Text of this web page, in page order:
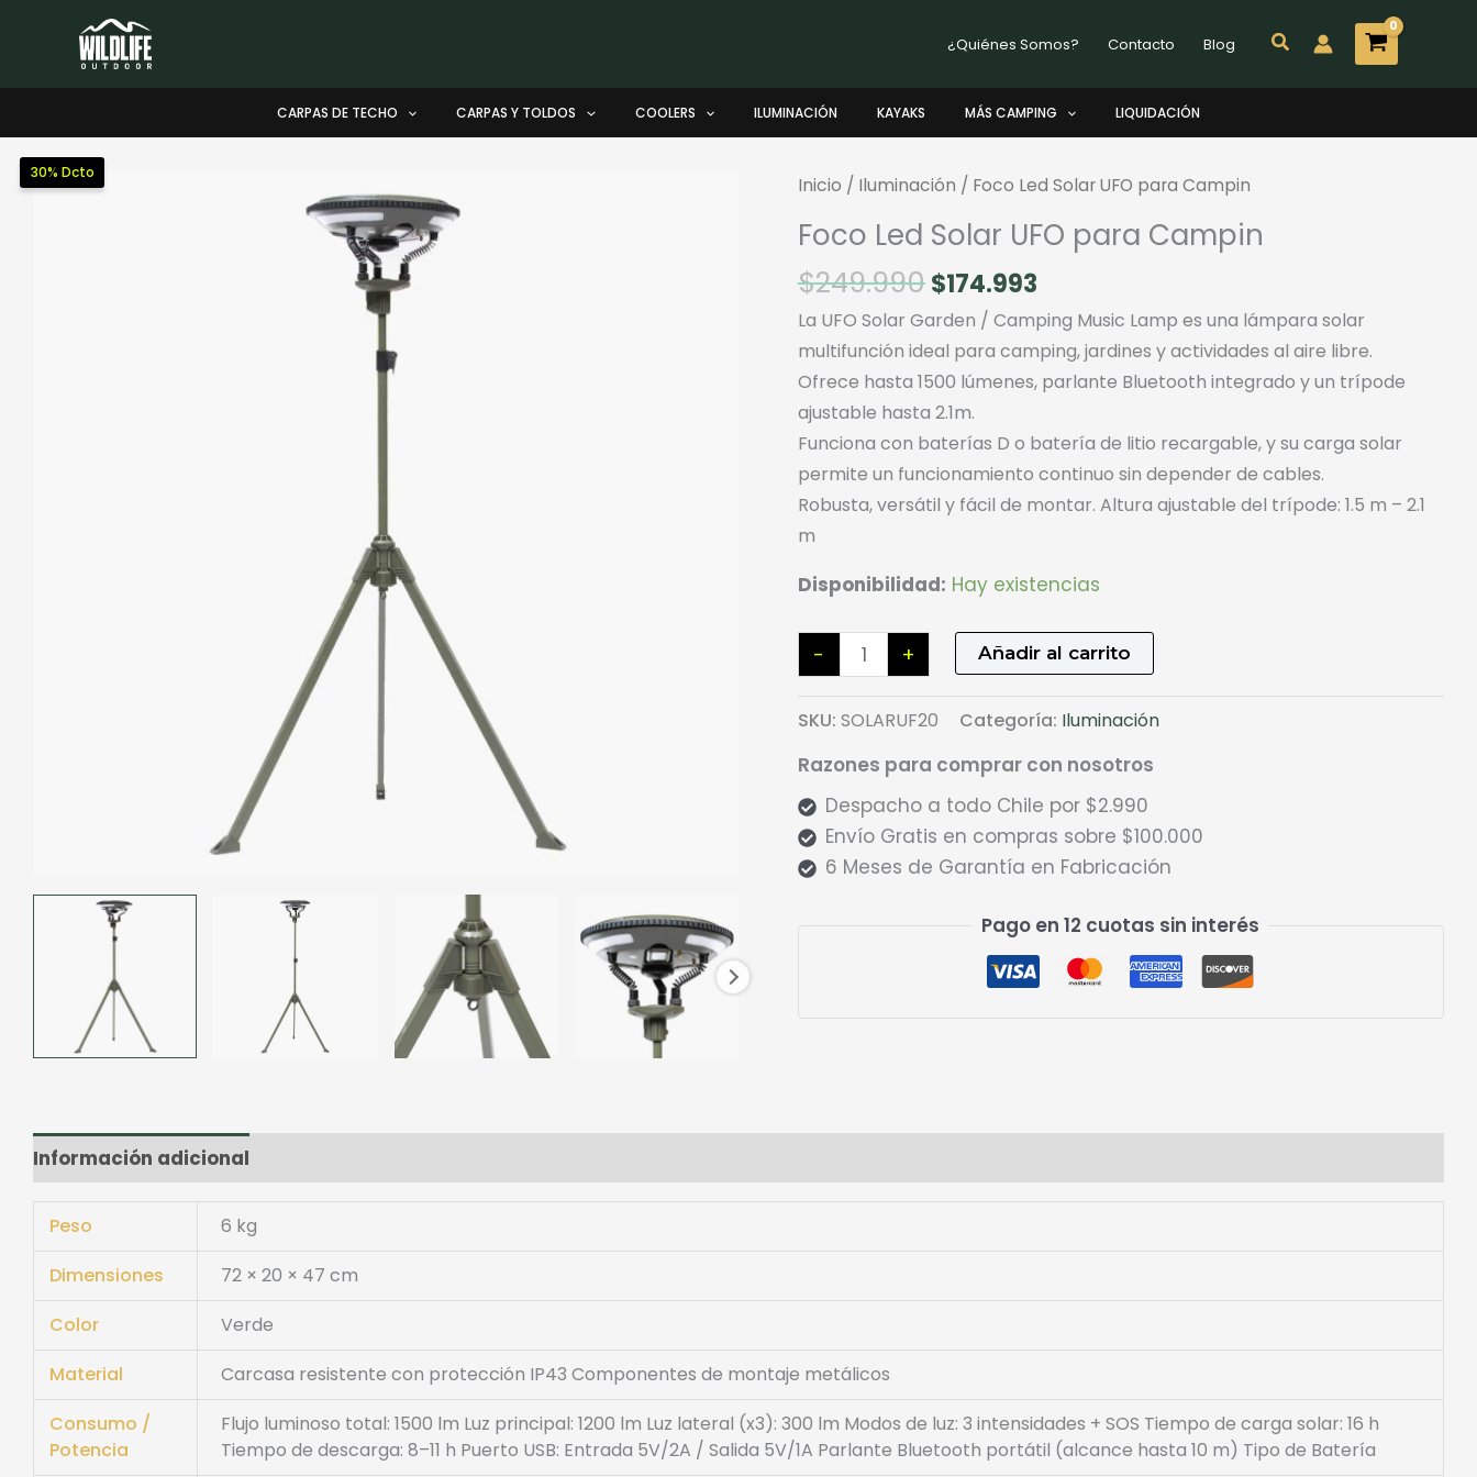
contenido
¿Quiénes Somos? Contacto Blog Buscar
CARPAS DE TECHO CARPAS Y TOLDOS COOLERS ILUMINACIÓN KAYAKS MÁS CAMPING LIQUIDACIÓN
30% Dcto
Inicio / Iluminación / Foco Led Solar UFO para Campin
Foco Led Solar UFO para Campin
$249.990El
precio
original
era:
$249.990.
$174.993El
precio
actual
es:
$174.993.
La UFO Solar Garden / Camping Music Lamp es una lámpara solar
multifunción ideal para camping, jardines y actividades al aire libre.
Ofrece hasta 1500 lúmenes, parlante Bluetooth integrado y un trípode
ajustable hasta 2.1m.
Funciona con baterías D o batería de litio recargable, y su carga solar
permite un funcionamiento continuo sin depender de cables.
Robusta, versátil y fácil de montar. Altura ajustable del trípode: 1.5 m – 2.1
m
Disponibilidad: Hay existencias
-
Foco
Led
Solar
para
Campin
cantidad
+ Añadir al carrito
SKU: SOLARUF20 Categoría: Iluminación
Razones para comprar con nosotros
Despacho a todo Chile por $2.990
Envío Gratis en compras sobre $100.000
6 Meses de Garantía en Fabricación
Pago en 12 cuotas sin interés
Información adicional
Peso
6 kg
Dimensiones
72 × 20 × 47 cm
Color
Verde
Material
Carcasa resistente con protección IP43 Componentes de montaje metálicos
Consumo /
Potencia
Flujo luminoso total: 1500 lm Luz principal: 1200 lm Luz lateral (x3): 300 lm Modos de luz: 3 intensidades + SOS Tiempo de carga solar: 16 h
Tiempo de descarga: 8–11 h Puerto USB: Entrada 5V/2A / Salida 5V/1A Parlante Bluetooth portátil (alcance hasta 10 m) Tipo de Batería